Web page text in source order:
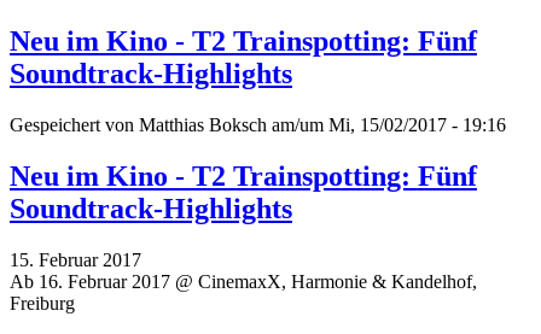
Neu im Kino - T2 Trainspotting: Fünf
Soundtrack-Highlights
Gespeichert von Matthias Boksch am/um Mi, 15/02/2017 - 19:16
Neu im Kino - T2 Trainspotting: Fünf
Soundtrack-Highlights
15. Februar 2017
Ab 16. Februar 2017 @ CinemaxX, Harmonie & Kandelhof,
Freiburg